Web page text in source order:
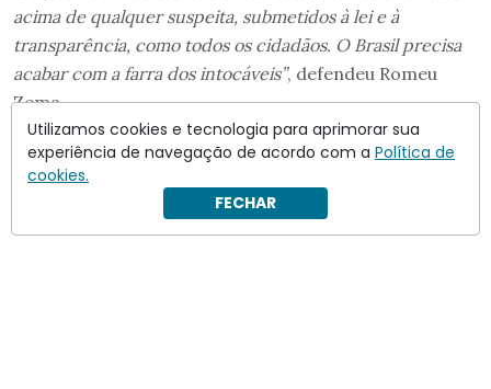
acima de qualquer suspeita, submetidos à lei e à
transparência, como todos os cidadãos. O Brasil precisa
acabar com a farra dos intocáveis”, defendeu Romeu
Zema.
Utilizamos cookies e tecnologia para aprimorar sua
experiência de navegação de acordo com a Política de
cookies.
FECHAR